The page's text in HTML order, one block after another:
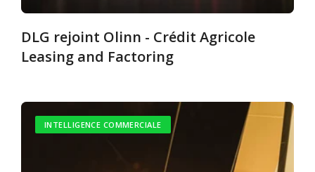
DLG rejoint Olinn - Crédit Agricole
Leasing and Factoring
INTELLIGENCE COMMERCIALE